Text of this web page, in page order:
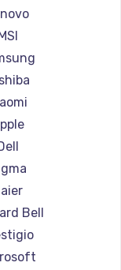
Bell